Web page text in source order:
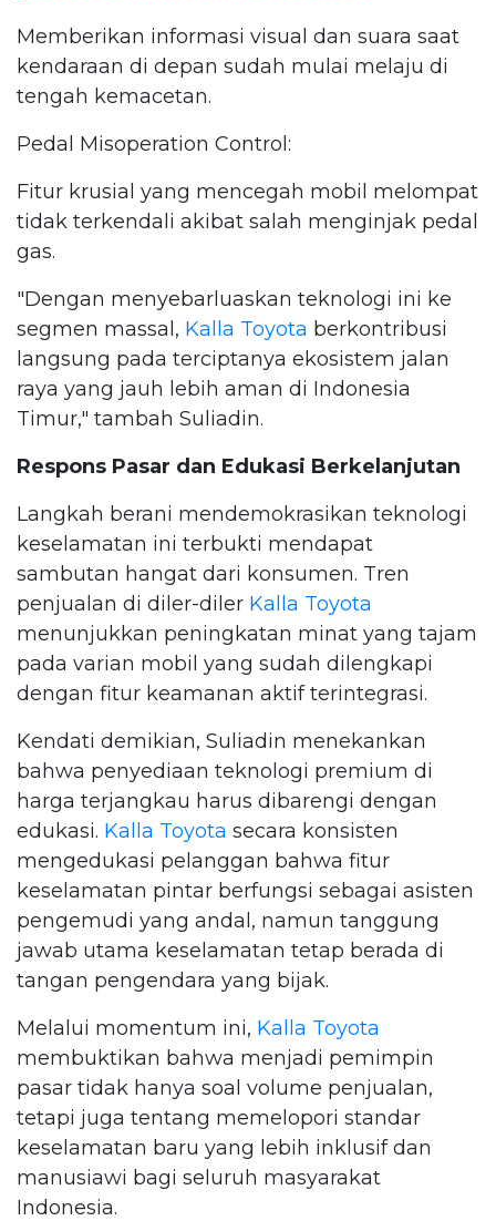
Memberikan informasi visual dan suara saat
kendaraan di depan sudah mulai melaju di
tengah kemacetan.
Pedal Misoperation Control:
Fitur krusial yang mencegah mobil melompat
tidak terkendali akibat salah menginjak pedal
gas.
"Dengan menyebarluaskan teknologi ini ke
segmen massal, Kalla Toyota berkontribusi
langsung pada terciptanya ekosistem jalan
raya yang jauh lebih aman di Indonesia
Timur," tambah Suliadin.
Respons Pasar dan Edukasi Berkelanjutan
Langkah berani mendemokrasikan teknologi
keselamatan ini terbukti mendapat
sambutan hangat dari konsumen. Tren
penjualan di diler-diler Kalla Toyota
menunjukkan peningkatan minat yang tajam
pada varian mobil yang sudah dilengkapi
dengan fitur keamanan aktif terintegrasi.
Kendati demikian, Suliadin menekankan
bahwa penyediaan teknologi premium di
harga terjangkau harus dibarengi dengan
edukasi. Kalla Toyota secara konsisten
mengedukasi pelanggan bahwa fitur
keselamatan pintar berfungsi sebagai asisten
pengemudi yang andal, namun tanggung
jawab utama keselamatan tetap berada di
tangan pengendara yang bijak.
Melalui momentum ini, Kalla Toyota
membuktikan bahwa menjadi pemimpin
pasar tidak hanya soal volume penjualan,
tetapi juga tentang memelopori standar
keselamatan baru yang lebih inklusif dan
manusiawi bagi seluruh masyarakat
Indonesia.